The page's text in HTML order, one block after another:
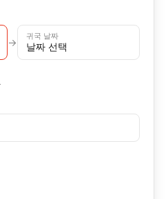
→
귀국 날짜
날짜 선택